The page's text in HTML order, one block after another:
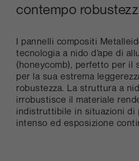
contempo
I pannelli compositi
tecnologia a nido d’ape di
(honeycomb), perfetto per il
per la sua estrema
robustezza. La struttura a
irrobustisce il materiale
indistruttibile in situazioni di
intenso ed esposizione